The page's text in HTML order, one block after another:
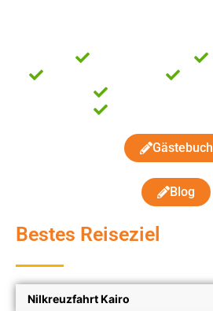
Gästebuch
Blog
Bestes Reiseziel
Nilkreuzfahrt Kairo